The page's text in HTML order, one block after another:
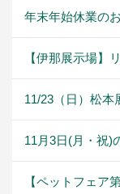
年末年始休業の
【伊那展示場】
11/23（日）松
11月3日(月・祝)
【ペットフェア